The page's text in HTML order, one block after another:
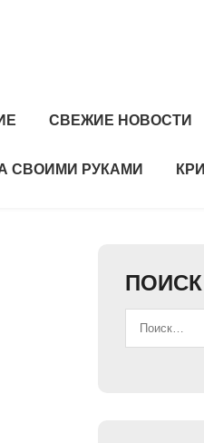
СВЕЖИЕ НОВОСТИ
СВОИМИ РУКАМИ